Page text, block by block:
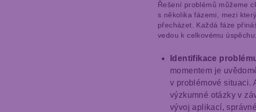
Řešení problémů můžeme
s několika fázemi, mezi
přecházet. Každá fáze
vedou k celkovému úspěchu:
Identifikace
momentem je
v problémové situaci.
výzkumné otázky v
vývoj aplikací,